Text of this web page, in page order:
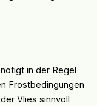
in der Regel
Frostbedingungen
Vlies sinnvoll